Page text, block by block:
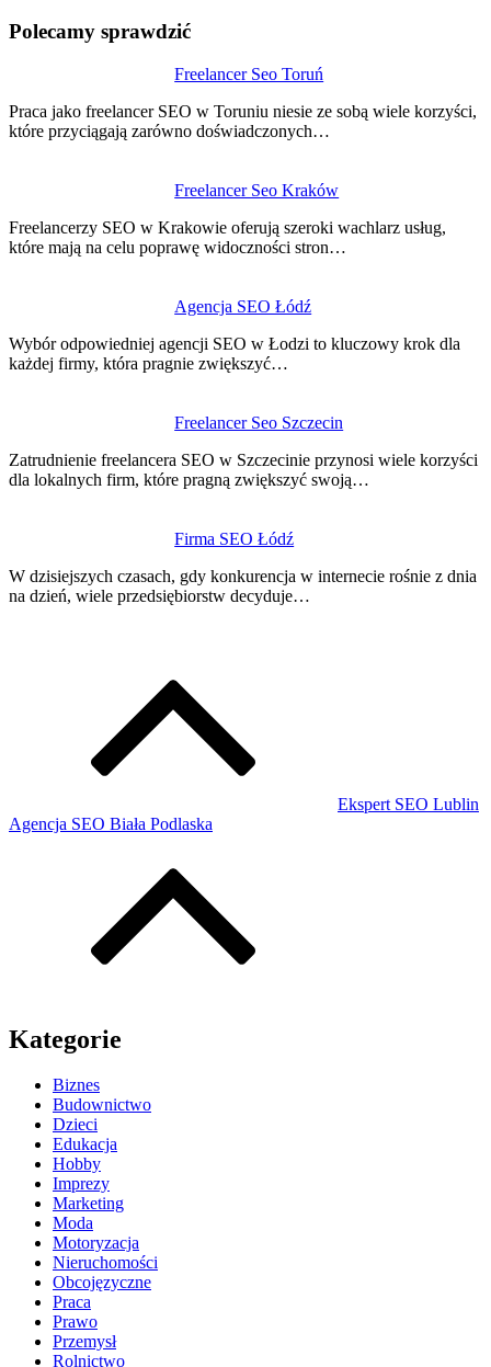
Polecamy sprawdzić
Freelancer Seo Toruń
Praca jako freelancer SEO w Toruniu niesie ze sobą wiele korzyści,
które przyciągają zarówno doświadczonych…
Freelancer Seo Kraków
Freelancerzy SEO w Krakowie oferują szeroki wachlarz usług,
które mają na celu poprawę widoczności stron…
Agencja SEO Łódź
Wybór odpowiedniej agencji SEO w Łodzi to kluczowy krok dla
każdej firmy, która pragnie zwiększyć…
Freelancer Seo Szczecin
Zatrudnienie freelancera SEO w Szczecinie przynosi wiele korzyści
dla lokalnych firm, które pragną zwiększyć swoją…
Firma SEO Łódź
W dzisiejszych czasach, gdy konkurencja w internecie rośnie z dnia
na dzień, wiele przedsiębiorstw decyduje…
wpisu
Ekspert SEO Lublin
Agencja SEO Biała Podlaska
Kategorie
Biznes
Budownictwo
Dzieci
Edukacja
Hobby
Imprezy
Marketing
Moda
Motoryzacja
Nieruchomości
Obcojęzyczne
Praca
Prawo
Przemysł
Rolnictwo